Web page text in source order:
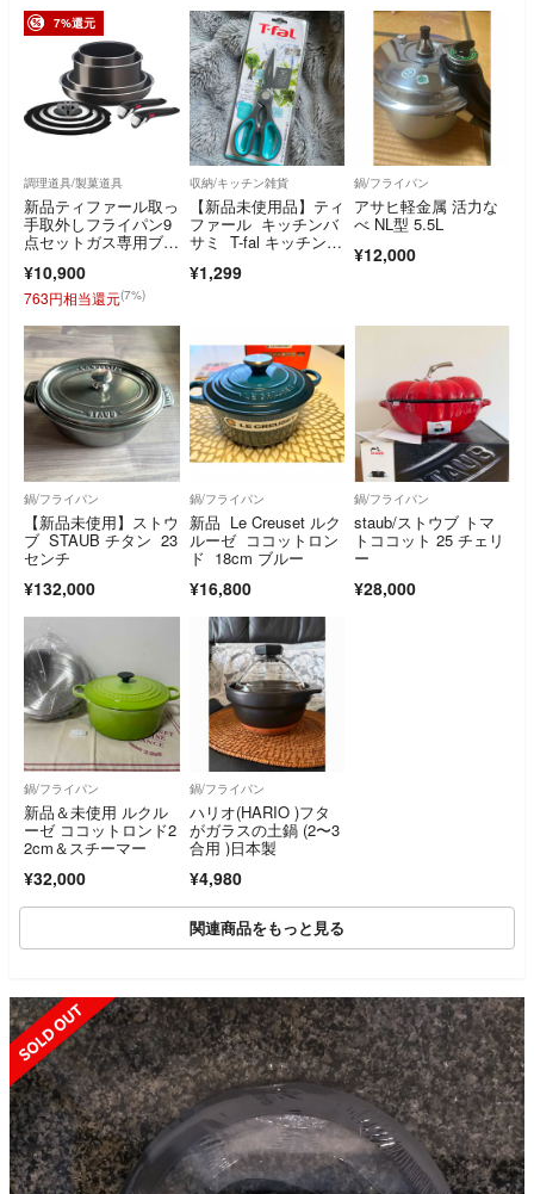
7%還元
調理道具/製菓道具
新品ティファール取っ
手取外しフライパン9
点セットガス専用ブロ
¥10,900
763円相当還元(7%)
収納/キッチン雑貨
【新品未使用品】ティ
ファール キッチンバ
サミ T-fal キッチンシ
¥1,299
鍋/フライパン
アサヒ軽金属 活力な
べ NL型 5.5L
¥12,000
鍋/フライパン
【新品未使用】ストウ
ブ STAUB チタン 23
センチ
¥132,000
鍋/フライパン
新品 Le Creuset ルク
ルーゼ ココットロン
ド 18cm ブルー
¥16,800
鍋/フライパン
staub/ストウブ トマ
トココット 25 チェリ
ー
¥28,000
鍋/フライパン
新品＆未使用 ルクル
ーゼ ココットロンド2
2cm＆スチーマー
¥32,000
鍋/フライパン
ハリオ(HARIO )フタ
がガラスの土鍋 (2〜3
合用 )日本製
¥4,980
関連商品をもっと見る
SOLD OUT